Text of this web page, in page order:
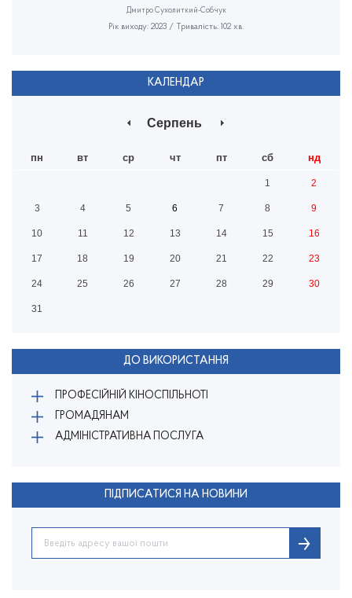
Дмитро Сухолиткий-Собчук
Рік виходу: 2023 / Тривалість: 102 хв.
КАЛЕНДАР
Серпень
пн вт ср чт пт сб нд
1 2
3 4 5 6 7 8 9
10 11 12 13 14 15 16
17 18 19 20 21 22 23
24 25 26 27 28 29 30
31
ДО ВИКОРИСТАННЯ
ПРОФЕСІЙНІЙ КІНОСПІЛЬНОТІ
ГРОМАДЯНАМ
АДМІНІСТРАТИВНА ПОСЛУГА
ПІДПИСАТИСЯ НА НОВИНИ